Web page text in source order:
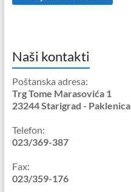
Naši kontakti
Poštanska adresa:
Trg Tome Marasovića 1
23244 Starigrad - Paklenica
Telefon:
023/369-387
Fax:
023/359-176